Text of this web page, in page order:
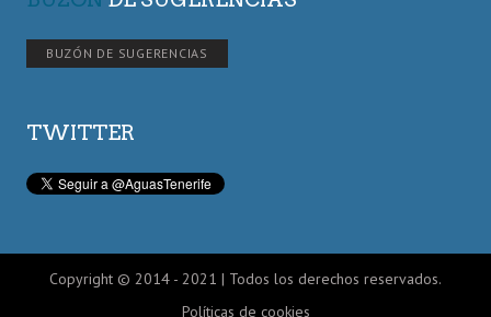
BUZÓN DE SUGERENCIAS
TWITTER
Copyright © 2014 - 2021 | Todos los derechos reservados.
Políticas de cookies